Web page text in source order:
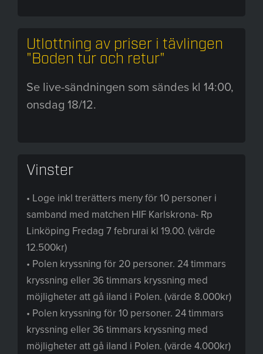
Utlottning av priser i tävlingen
"Boden tur och retur"
Se live-sändningen som sändes kl 14:00,
onsdag 18/12.
Vinster
• Loge inkl trerätters meny för 10 personer i
samband med matchen HIF Karlskrona- Rp
Linköping Fredag 7 februrai kl 19.00. (värde
12.500kr)
• Polen kryssning för 20 personer. 24 timmars
kryssning eller 36 timmars kryssning med
möjligheter att gå iland i Polen. (värde 8.000kr)
• Polen kryssning för 10 personer. 24 timmars
kryssning eller 36 timmars kryssning med
möjligheter att gå iland i Polen. (värde 4.000kr)